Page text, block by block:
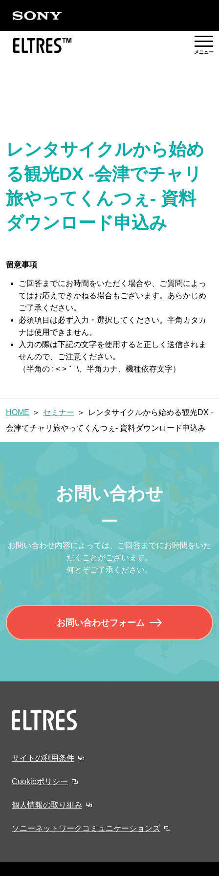
パートナー
対応製品
ブログ
お問い合わせ
パートナー企業様ログイン
障害・メンテナンス情報
レンタサイクルから始め
る観光DX -会津でチャリ
旅やってくんつぇ- 資料
ダウンロード申込み
留意事項
ご回答までにお時間をいただく場合や、ご質問によっ
てはお応えできかねる場合もございます。あらかじめ
ご了承ください。
必須項目は必ず入力・選択してください。半角カタカ
ナは使用できません。
入力の際は下記の文字を使用すると正しく送信されま
せんので、ご注意ください。
（半角の : < > " ' \、半角カナ、機種依存文字）
HOME セミナー
レンタサイクルから始める観光DX -
会津でチャリ旅やってくんつぇ- 資料ダウンロード申込み
お問い合わせ
お問い合わせ内容によっては、ご回答までにお時間をいた
だくことがございます。
何とぞご了承ください。
お問い合わせフォーム
サイトの利用条件
Cookieポリシー
個人情報の取り組み
ソニーネットワークコミュニケーションズ